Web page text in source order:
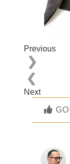
Previous
Next